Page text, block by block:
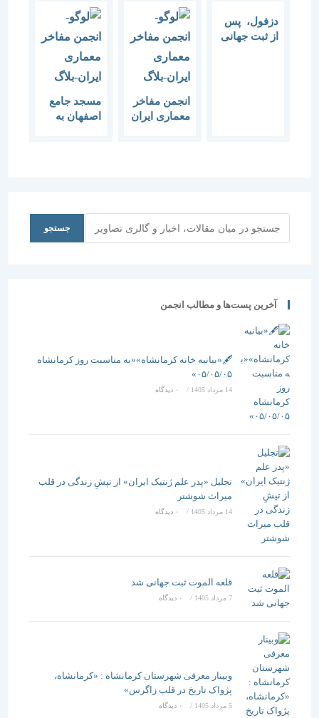
دزفول، ‏‏‌ پس
از ثبت جهانی
انجمن مفاخر
معماری ایران
مسجد جامع
اصفهان به
جستجو
آخرین پست‌ها و مطالب انجمن
🖋️«بیانیه خانه کرمانشاه»«به مناسبت روز کرمانشاه
۰۵/۰۵/۰۵»
/ ۰ دیدگاه
تجلیل «پدر علم ژنتیک ایران» از تپشِ زندگی در قلب
میراث شوشتر
14 مرداد 1405 / ۰ دیدگاه
قلعه الموت ثبت جهانی شد
/ ۰ دیدگاه
وبینار معرفی شهرستان کرمانشاه : «کرمانشاه،
پژواک تاریخ در قلب زاگرس»
5 مرداد 1405 / ۰ دیدگاه